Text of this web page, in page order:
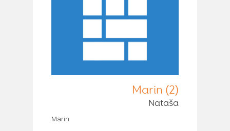
Marin (2)
Nataša
Marin